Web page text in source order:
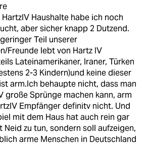
HartzIV Haushalte habe ich noch
aber sicher knapp 2 Dutzend.
Teil unserer
Freunde lebt von Hartz IV
Lateinamerikaner, Iraner, Türken
2-3 Kindern)und keine dieser
arm.Ich behaupte nicht, dass man
große Sprünge machen kann, arm
Empfänger definitv nicht. Und
mit dem Haus hat auch rein gar
Neid zu tun, sondern soll aufzeigen,
arme Menschen in Deutschland